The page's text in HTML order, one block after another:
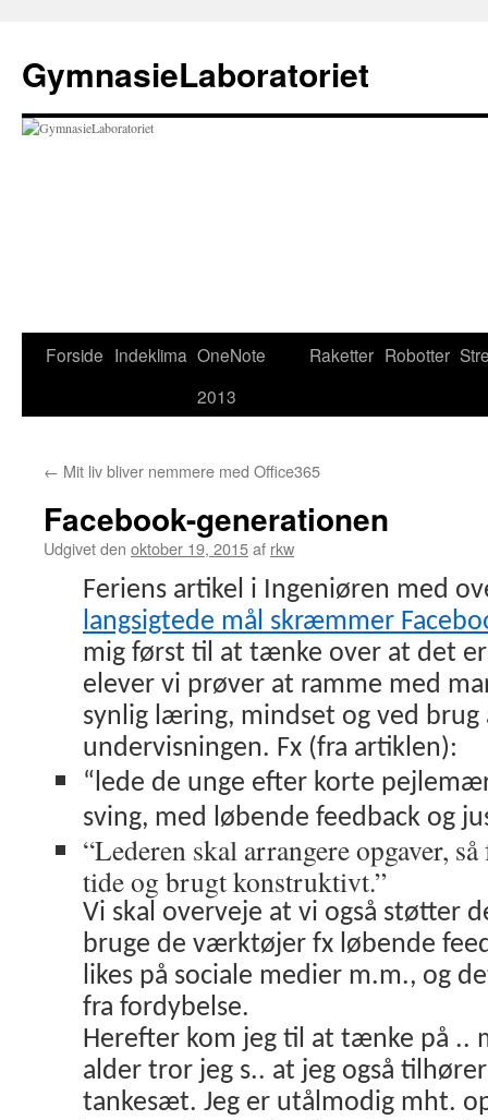
indhold
GymnasieLaboratoriet
Forside Indeklima OneNote
2013
Raketter Robotter
← Mit liv bliver nemmere med Office365
Facebook-generationen
Udgivet den oktober 19, 2015af rkw
Feriens artikel i Ingeniøren med
langsigtede mål skræmmer
mig først til at tænke over at det
elever vi prøver at ramme med
synlig læring, mindset og ved brug
undervisningen. Fx (fra artiklen):
“lede de unge efter korte
sving, med løbende feedback og
“Lederen skal arrangere opgaver,
tide og brugt konstruktivt.”
Vi skal overveje at vi også støtter
bruge de værktøjer fx løbende
likes på sociale medier m.m., og
fra fordybelse.
Herefter kom jeg til at tænke på ..
alder tror jeg s.. at jeg også
tankesæt. Jeg er utålmodig mht.